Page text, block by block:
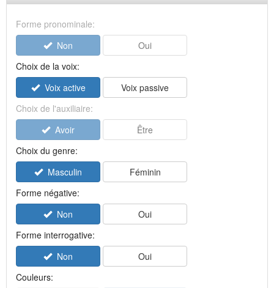
Forme pronominale:
Non
Oui
Choix de la voix:
Voix active
Voix passive
Choix de l'auxiliaire:
Avoir
Être
Choix du genre:
Masculin
Féminin
Forme négative:
Non
Oui
Forme interrogative:
Non
Oui
Couleurs: